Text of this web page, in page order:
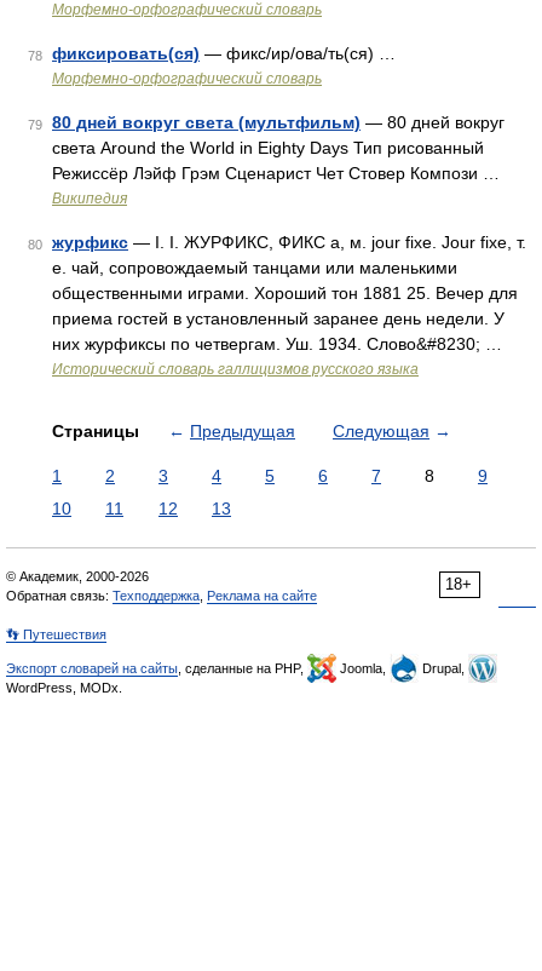
Морфемно-орфографический словарь
78 фиксировать(ся) — фикс/ир/ова/ть(ся) …
Морфемно-орфографический словарь
79 80 дней вокруг света (мультфильм) — 80 дней вокруг
света Around the World in Eighty Days Тип рисованный
Режиссёр Лэйф Грэм Сценарист Чет Стовер Компози …
Википедия
80 журфикс — I. I. ЖУРФИКС, ФИКС а, м. jour fixe. Jour fixe, т.
е. чай, сопровождаемый танцами или маленькими
общественными играми. Хороший тон 1881 25. Вечер для
приема гостей в установленный заранее день недели. У
них журфиксы по четвергам. Уш. 1934. Слово&#8230; …
Исторический словарь галлицизмов русского языка
Страницы ← Предыдущая Следующая →
1 2 3 4 5 6 7 8
9
10
11 12 13
18+
© Академик, 2000-2026
Обратная связь: Техподдержка Реклама на сайте
👣 Путешествия
Экспорт словарей на сайты , сделанные на PHP, Joomla,
Drupal,
WordPress, MODx.